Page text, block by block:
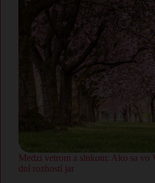
Medzi vetrom a slnkom: Ako sa vo
dní rozhostí jar